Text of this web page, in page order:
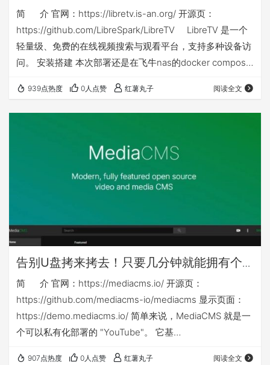
与观看docker应用：libretv
简 介 官网：https://libretv.is-an.org/ 开源页：
https://github.com/LibreSpark/LibreTV LibreTV 是一个
轻量级、免费的在线视频搜索与观看平台，支持多种设备访
问。 安装搭建 本次部署还是在飞牛nas的docker compose
其他nas可能还需对应修改nas侧映射目录或手动建立nas侧
目录 本篇相关yml等文件下载链接： ht…
939点热度 0人点赞 红薯丸子 阅读全文
告别U盘拷来拷去！只要几分钟就能拥有个
人或企业专属「影音库」：mediacms
简 介 官网：https://mediacms.io/ 开源页：
https://github.com/mediacms-io/mediacms 显示页面：
https://demo.mediacms.io/ 简单来说，MediaCMS 就是一
个可以私有化部署的 "YouTube"。 它基
907点热度 0人点赞 红薯丸子 阅读全文